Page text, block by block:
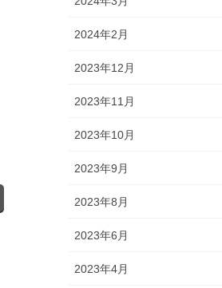
2024年2月
2023年12月
2023年11月
2023年10月
2023年9月
2023年8月
2023年6月
2023年4月